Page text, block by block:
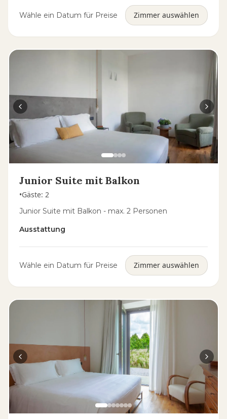
Wähle ein Datum für Preise Zimmer auswählen
Junior Suite mit Balkon
•Gäste: 2
Junior Suite mit Balkon - max. 2 Personen
Ausstattung
Wähle ein Datum für Preise Zimmer auswählen